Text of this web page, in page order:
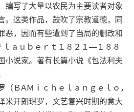
编写了大量以农民为主要读者对象
。这类作品，鼓吹了宗教道德，同
恶，因而有些遭到了当局的删改和
ｌａｕｂｅｒｔ１８２１—１８８
小说家。著有长篇小说《包法利夫
ＢAＭｉｃｈｅｌａｎｇｅｌｏ，
米开朗琪罗，文艺复兴时期的意大